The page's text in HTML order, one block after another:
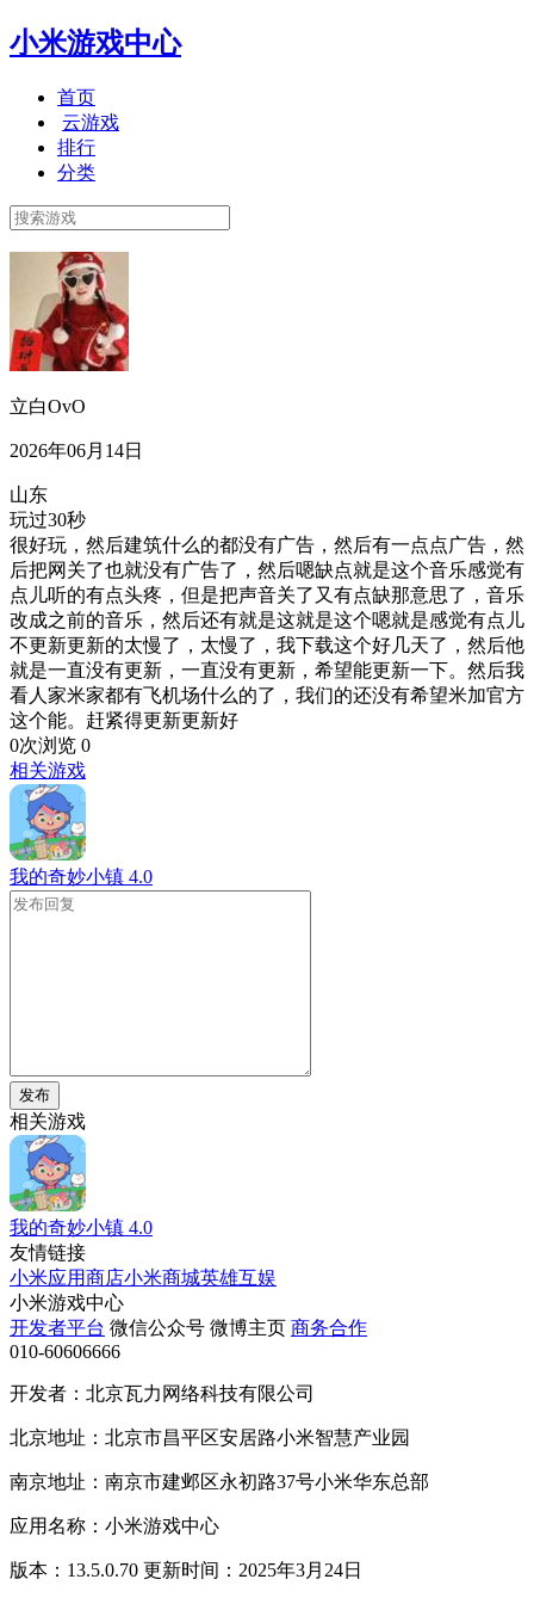
小米游戏中心
首页
云游戏
排行
分类
立白OvO
2026年06月14日
山东
玩过30秒
很好玩，然后建筑什么的都没有广告，然后有一点点广告，然
后把网关了也就没有广告了，然后嗯缺点就是这个音乐感觉有
点儿听的有点头疼，但是把声音关了又有点缺那意思了，音乐
改成之前的音乐，然后还有就是这就是这个嗯就是感觉有点儿
不更新更新的太慢了，太慢了，我下载这个好几天了，然后他
就是一直没有更新，一直没有更新，希望能更新一下。然后我
看人家米家都有飞机场什么的了，我们的还没有希望米加官方
这个能。赶紧得更新更新好
0次浏览 0
相关游戏
我的奇妙小镇 4.0
发布
相关游戏
我的奇妙小镇 4.0
友情链接
小米应用商店小米商城英雄互娱
小米游戏中心
开发者平台 微信公众号 微博主页 商务合作
010-60606666
开发者：北京瓦力网络科技有限公司
北京地址：北京市昌平区安居路小米智慧产业园
南京地址：南京市建邺区永初路37号小米华东总部
应用名称：小米游戏中心
版本：13.5.0.70 更新时间：2025年3月24日